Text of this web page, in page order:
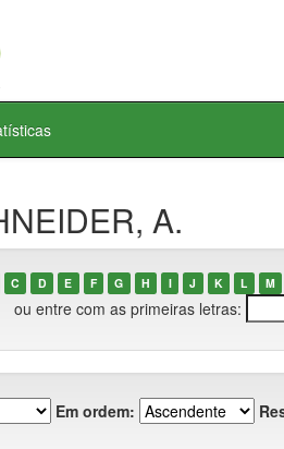
A.
C D E F G H I J K L M
ou entre com as primeiras letras:
Em ordem: